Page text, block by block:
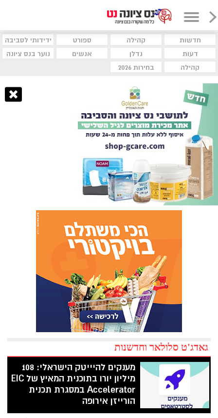
חדשות קהילה ספורט
ידידותי לסביבה
דעות
נדלן אנשים
נוער בנס ציונה
קהילה
בחירות 2026
גאדג'ט סלולאר וחדשנות
מענקים להיייטק הישראלי: 108
מיליון יורו בתוכנית המאיץ של EIC
Accelerator במסגרת תכנית
הורייזן אירופה
רשות החדשנות בהודעה מפתיעה על רקע